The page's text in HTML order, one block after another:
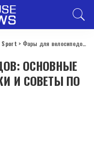
Sport > Фары для велосипедов: основные виды, характеристики и советы по выбору
ОСНОВНЫЕ
И СОВЕТЫ ПО